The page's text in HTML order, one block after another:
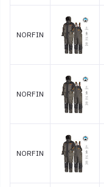
NORFIN
NORFIN
NORFIN